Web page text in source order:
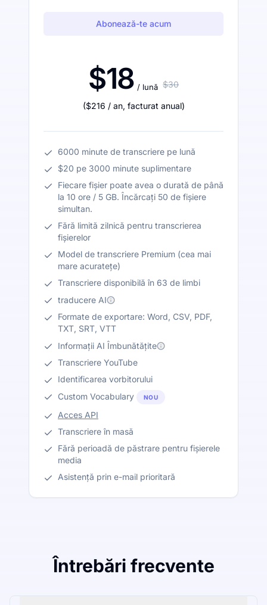
Abonează-te acum
$18 / lună $30
($216 / an, facturat anual)
6000 minute de transcriere pe lună
$20 pe 3000 minute suplimentare
Fiecare fișier poate avea o durată de până
la 10 ore / 5 GB. Încărcați 50 de fișiere
simultan.
Fără limită zilnică pentru transcrierea
fișierelor
Model de transcriere Premium (cea mai
mare acuratețe)
Transcriere disponibilă în 63 de limbi
traducere AI
Formate de exportare: Word, CSV, PDF,
TXT, SRT, VTT
Informații AI Îmbunătățite
Transcriere YouTube
Identificarea vorbitorului
Custom Vocabulary
NOU
Acces API
Transcriere în masă
Fără perioadă de păstrare pentru fișierele
media
Asistență prin e-mail prioritară
Întrebări frecvente